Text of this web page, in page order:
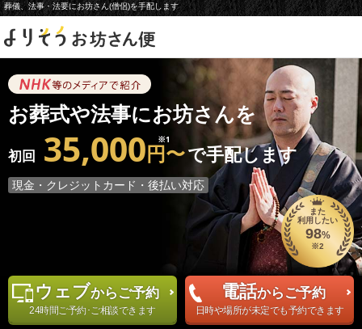
葬儀、法事・法要にお坊さん(僧侶)を手配します
お葬式や法事にお坊さんを
初回 35,000 円〜
※1
で手配します
現金・クレジットカード・後払い対応
また
利用したい
98%
※2
ウェブからご予約
24時間ご予約･ご相談できます
電話からご予約
日時や場所が未定でも予約できます